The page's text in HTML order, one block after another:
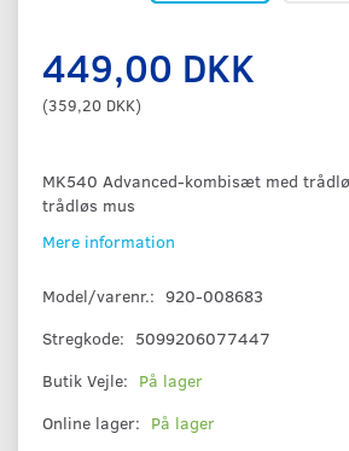
449,00 DKK
(359,20 DKK)
MK540 Advanced-kombisæt med
trådløs mus
Mere information
Model/varenr.: 920-008683
Stregkode: 5099206077447
Butik Vejle: På lager
Online lager: På lager